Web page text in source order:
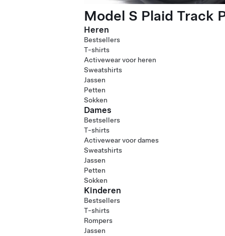
Model S Plaid Track
Heren
Bestsellers
T-shirts
Activewear voor heren
Sweatshirts
Jassen
Petten
Sokken
Dames
Bestsellers
T-shirts
Activewear voor dames
Sweatshirts
Jassen
Petten
Sokken
Kinderen
Bestsellers
T-shirts
Rompers
Jassen